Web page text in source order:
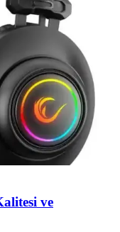
ve